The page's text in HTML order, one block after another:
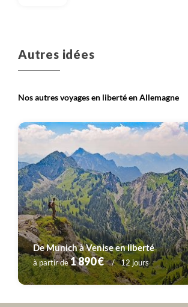
Autres idées
Nos autres voyages en liberté en Allemagne
De Munich à Venise en liberté
à partir de1 890 € 12 jours